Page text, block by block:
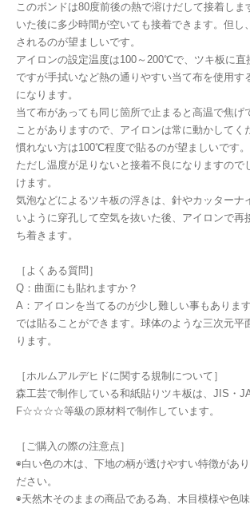
このボンドは80度前後の熱で溶けだして接着しま
いた後に多少時間が空いても接着できます。但し
されるのが望ましいです。
アイロンの設定温度は100～200℃で、ツキ板に直
ですが手拭いなど熱の通りやすい当て布を使用す
になります。
当て布があっても同じ箇所で止まると高温で焦げ
ことがありますので、アイロンは常に動かしてく
慣れない方は100℃程度で貼るのが望ましいです。
ただし温度が足りないと接着不良になりますので
けます。
気泡などによるツキ板の浮きは、針やカッターナ
いように穿孔して空気を抜いた後、アイロンで再
ち着きます。
［よくある質問］
Q：曲面にも貼れますか？
A：アイロンを当てるのが少し難しい事もありま
では貼ることができます。球体のような三次元平
ります。
［ホルムアルデヒドに関する規制について］
森工芸で制作している和紙貼りツキ板は、JIS・
F☆☆☆☆等級の原材料で制作しています。
［ご購入の際の注意点］
◉白い色の木は、下地の柄が透けやすい特徴があ
ださい。
◉天然木そのままの商品である為、木目模様や色